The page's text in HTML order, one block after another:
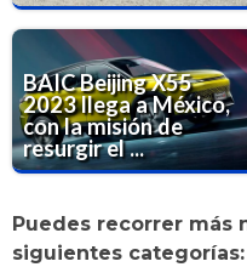
BAIC Beijing X55
2023 llega a México,
con la misión de
resurgir el ...
Puedes recorrer más
siguientes categorías: